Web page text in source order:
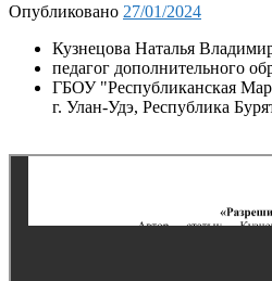
Опубликовано 27/01/2024
Кузнецова Наталья
педагог дополнительного
ГБОУ "Республиканская
г. Улан-Удэ, Республика